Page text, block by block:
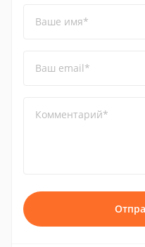
Ваше имя*
Ваш email*
Комментарий*